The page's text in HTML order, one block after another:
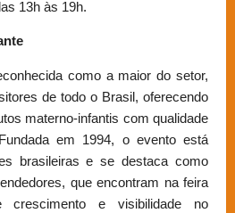
13h às 19h.
como a maior do setor,
de todo o Brasil, oferecendo
materno-infantis com qualidade
em 1994, o evento está
brasileiras e se destaca como
que encontram na feira
crescimento e visibilidade no